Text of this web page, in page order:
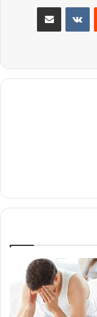
‫VKontakteاشتراک گذاری از طریق ایمیل